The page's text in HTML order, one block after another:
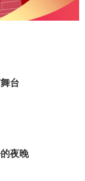
台
夜晚